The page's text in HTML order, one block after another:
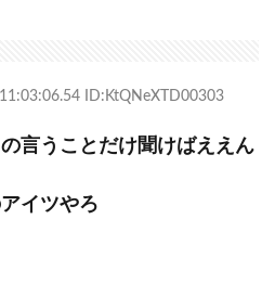
ID:KtQNeXTD00303
言うことだけ聞けばええん
イツやろ